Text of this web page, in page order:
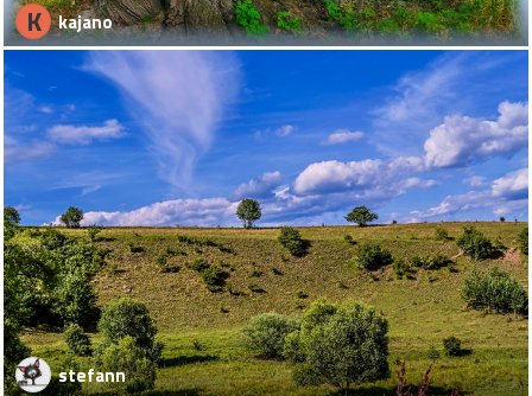
K kajano
stefann